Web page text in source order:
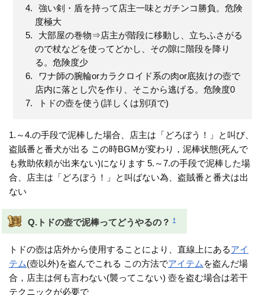
強い剣・盾を持って店主一味とガチンコ勝負。危険
度極大
大部屋の巻物⇒店主が階段に移動し、立ちふさがる
ので杖などを使ってどかし、その隙に階段を降り
る。危険度少
ワナ師の腕輪orカラクロイド系の肉or底抜けの壺で
店内に落とし穴を作り、そこから逃げる。危険度0
トドの壺を使う(詳しくは別項で)
1.～4.の手段で泥棒した場合、店主は「どろぼう！」と叫び、
盗賊番と番犬が出る この時BGMが変わり，泥棒状態(死んで
も救助依頼が出来ない)になります 5.～7.の手段で泥棒した場
合、店主は「どろぼう！」と叫ばない為、盗賊番と番犬は出
ない
Q.トドの壺で泥棒ってどうやるの？ †
トドの壺は店外から使用することにより、直線上にあるアイ
テム(壺以外)を盗んでこれる この方法でアイテム を盗んだ場
合，店主は何も言わない(襲ってこない) 壺を盗む場合は若干
テクニックが必要で